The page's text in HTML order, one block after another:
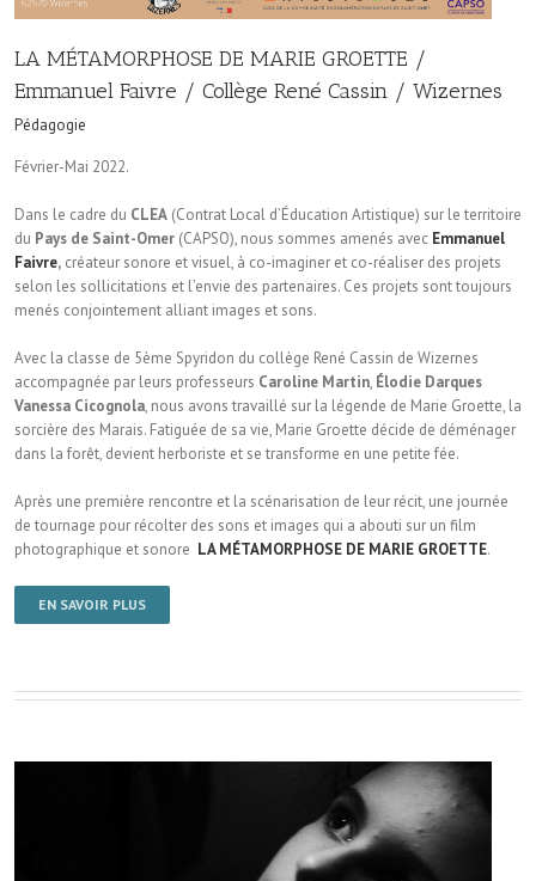
LA MÉTAMORPHOSE DE MARIE GROETTE /
Emmanuel Faivre / Collège René Cassin / Wizernes
Pédagogie
Février-Mai 2022.
Dans le cadre du CLEA (Contrat Local d’Éducation Artistique) sur le territoire
du Pays de Saint-Omer (CAPSO), nous sommes amenés avec Emmanuel
Faivre, créateur sonore et visuel, à co-imaginer et co-réaliser des projets
selon les sollicitations et l’envie des partenaires. Ces projets sont toujours
menés conjointement alliant images et sons.
Avec la classe de 5ème Spyridon du collège René Cassin de Wizernes
accompagnée par leurs professeurs Caroline Martin, Élodie Darques
Vanessa Cicognola, nous avons travaillé sur la légende de Marie Groette, la
sorcière des Marais. Fatiguée de sa vie, Marie Groette décide de déménager
dans la forêt, devient herboriste et se transforme en une petite fée.
Après une première rencontre et la scénarisation de leur récit, une journée
de tournage pour récolter des sons et images qui a abouti sur un film
photographique et sonore LA MÉTAMORPHOSE DE MARIE GROETTE.
EN SAVOIR PLUS